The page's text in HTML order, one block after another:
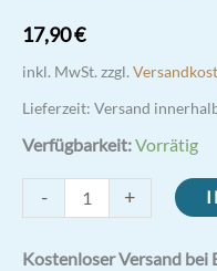
17,90€
inkl. MwSt. zzgl.
Lieferzeit: Versand
Verfügbarkeit:Vorrätig
-
Herrlichkeiten
Mariens
+
Kostenloser Versand bei